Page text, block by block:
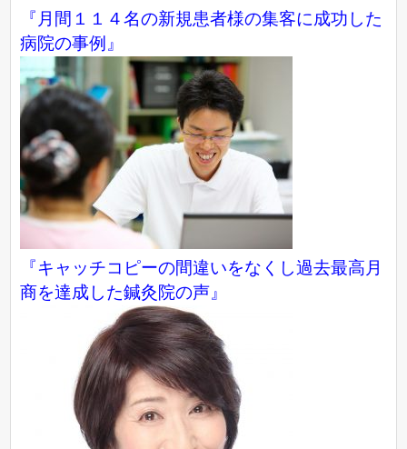
『月間１１４名の新規患者様の集客に成功した
病院の事例』
『キャッチコピーの間違いをなくし過去最高月
商を達成した鍼灸院の声』